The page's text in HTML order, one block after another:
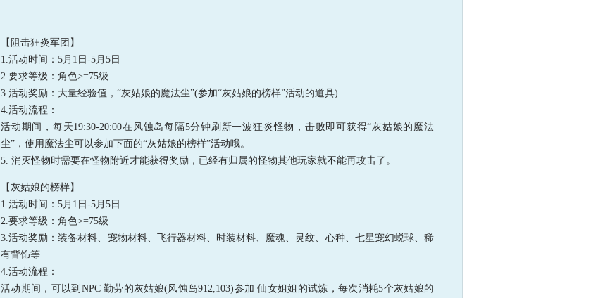
【阻击狂炎军团】
1.活动时间：5月1日-5月5日
2.要求等级：角色>=75级
3.活动奖励：大量经验值，“灰姑娘的魔法尘”(参加“灰姑娘的榜样”活动的道具)
4.活动流程：
活动期间，每天19:30-20:00在风蚀岛每隔5分钟刷新一波狂炎怪物，击败即可获得“灰姑娘的魔法
尘”，使用魔法尘可以参加下面的“灰姑娘的榜样”活动哦。
5. 消灭怪物时需要在怪物附近才能获得奖励，已经有归属的怪物其他玩家就不能再攻击了。
【灰姑娘的榜样】
1.活动时间：5月1日-5月5日
2.要求等级：角色>=75级
3.活动奖励：装备材料、宠物材料、飞行器材料、时装材料、魔魂、灵纹、心种、七星宠幻蜕球、稀
有背饰等
4.活动流程：
活动期间，可以到NPC 勤劳的灰姑娘(风蚀岛912,103)参加 仙女姐姐的试炼，每次消耗5个灰姑娘的